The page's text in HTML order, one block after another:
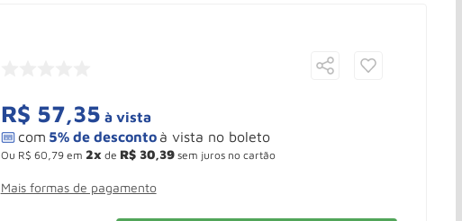
R$ 57,35 à vista
Ou R$ 60 79em 2 de R$ 30,39sem juros no cartão
Mais formas de pagamento